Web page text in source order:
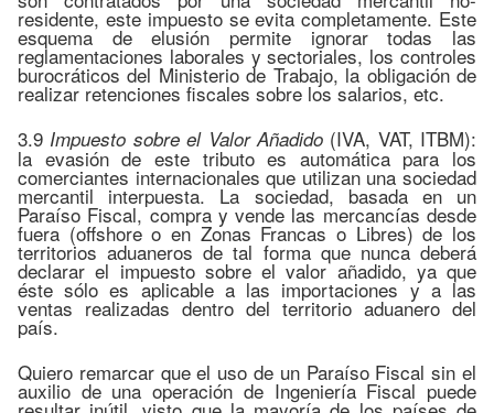
residente, este impuesto se evita completamente. Este
esquema de elusión permite ignorar todas las
reglamentaciones laborales y sectoriales, los controles
burocráticos del Ministerio de Trabajo, la obligación de
realizar retenciones fiscales sobre los salarios, etc.
3.9 Impuesto sobre el Valor Añadido(IVA, VAT, ITBM):
la evasión de este tributo es automática para los
comerciantes internacionales que utilizan una sociedad
mercantil interpuesta. La sociedad, basada en un
Paraíso Fiscal, compra y vende las mercancías desde
fuera (offshore o en Zonas Francas o Libres) de los
territorios aduaneros de tal forma que nunca deberá
declarar el impuesto sobre el valor añadido, ya que
éste sólo es aplicable a las importaciones y a las
ventas realizadas dentro del territorio aduanero del
país.
Quiero remarcar que el uso de un Paraíso Fiscal sin el
auxilio de una operación de Ingeniería Fiscal puede